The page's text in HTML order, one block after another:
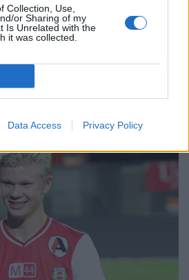
Collection, Use,
or Sharing of my
Is Unrelated with the
it was collected.
Data Access Privacy Policy